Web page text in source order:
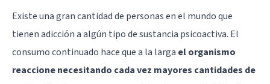
Existe una gran cantidad de personas en el mundo que
tienen adicción a algún tipo de sustancia psicoactiva. El
consumo continuado hace que a la larga el organismo
reaccione necesitando cada vez mayores cantidades de